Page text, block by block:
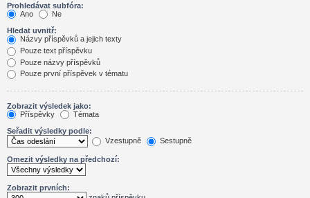
Prohledávat subfóra:
Ano
Ne
Hledat uvnitř:
Názvy příspěvků a jejich texty
Pouze text příspěvku
Pouze názvy příspěvků
Pouze první příspěvek v tématu
Zobrazit výsledek jako:
Příspěvky
Témata
Seřadit výsledky podle:
Vzestupně
Sestupně
Omezit výsledky na předchozí:
Zobrazit prvních: